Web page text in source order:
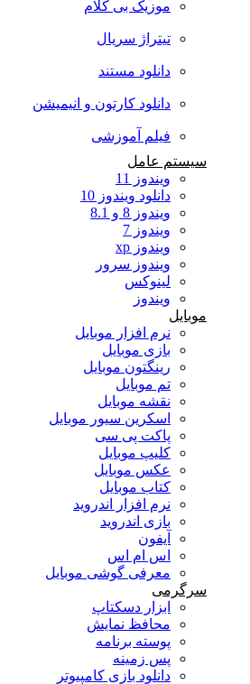
موزیک بی کلام
تیتراژ سریال
دانلود مستند
دانلود کارتون و انیمیشن
فیلم آموزشی
سیستم عامل
ویندوز 11
دانلود ویندوز 10
ویندوز 8 و 8.1
ویندوز 7
ویندوز xp
ویندوز سرور
لینوکس
ویندوز
موبایل
نرم افزار موبایل
بازی موبایل
رینگتون موبایل
تم موبایل
نقشه موبایل
اسکرین سیور موبایل
پاکت پی سی
کلیپ موبایل
عکس موبایل
کتاب موبایل
نرم افزار اندروید
بازی اندروید
آیفون
اس ام اس
معرفی گوشی موبایل
سرگرمی
ابزار دسکتاپ
محافظ نمایش
پوسته برنامه
پس زمینه
دانلود بازی کامپیوتر